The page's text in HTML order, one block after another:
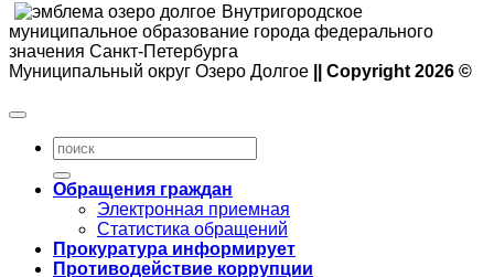
Внутригородское
муниципальное образование города федерального
значения Санкт-Петербурга
Муниципальный округ Озеро Долгое
|| Copyright 2026 ©
Обращения граждан
Электронная приемная
Статистика обращений
Прокуратура информирует
Противодействие коррупции